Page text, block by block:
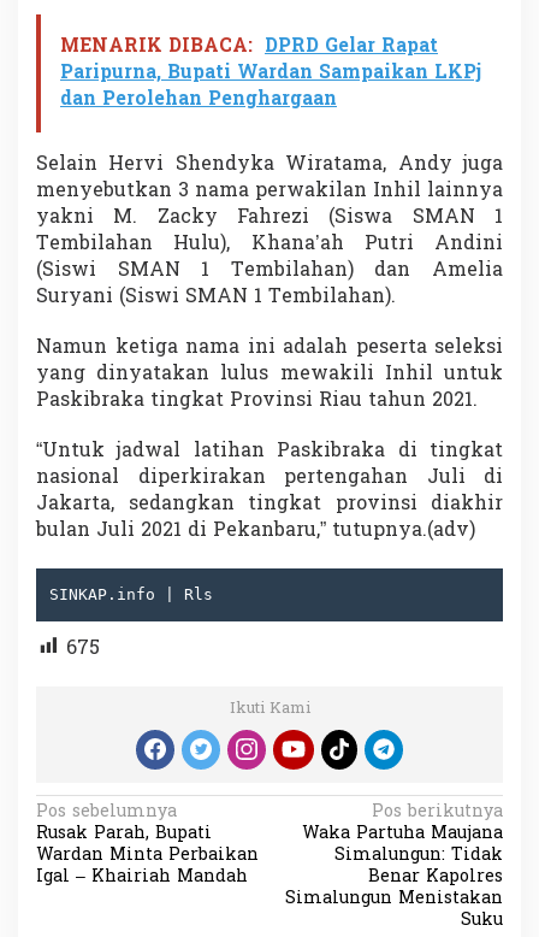
MENARIK DIBACA: DPRD Gelar Rapat
Paripurna, Bupati Wardan Sampaikan LKPj
dan Perolehan Penghargaan
Selain Hervi Shendyka Wiratama, Andy juga
menyebutkan 3 nama perwakilan Inhil lainnya
yakni M. Zacky Fahrezi (Siswa SMAN 1
Tembilahan Hulu), Khana’ah Putri Andini
(Siswi SMAN 1 Tembilahan) dan Amelia
Suryani (Siswi SMAN 1 Tembilahan).
Namun ketiga nama ini adalah peserta seleksi
yang dinyatakan lulus mewakili Inhil untuk
Paskibraka tingkat Provinsi Riau tahun 2021.
“Untuk jadwal latihan Paskibraka di tingkat
nasional diperkirakan pertengahan Juli di
Jakarta, sedangkan tingkat provinsi diakhir
bulan Juli 2021 di Pekanbaru,” tutupnya.(adv)
SINKAP.info | Rls
675
Ikuti Kami
N
a
v
Pos sebelumnya
Rusak Parah, Bupati
Wardan Minta Perbaikan
Igal – Khairiah Mandah
Pos berikutnya
Waka Partuha Maujana
Simalungun: Tidak
Benar Kapolres
Simalungun Menistakan
Suku